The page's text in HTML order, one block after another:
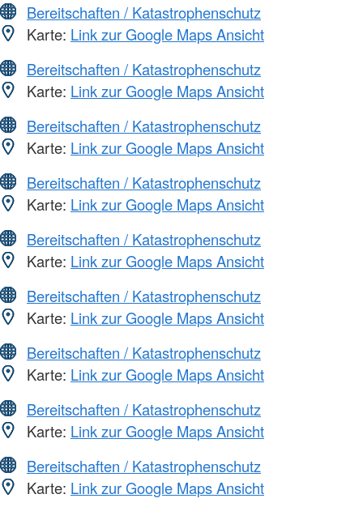
Bereitschaften / Katastrophenschutz
Karte: Link zur Google Maps Ansicht
Bereitschaften / Katastrophenschutz
Karte: Link zur Google Maps Ansicht
Bereitschaften / Katastrophenschutz
Karte: Link zur Google Maps Ansicht
Bereitschaften / Katastrophenschutz
Karte: Link zur Google Maps Ansicht
Bereitschaften / Katastrophenschutz
Karte: Link zur Google Maps Ansicht
Bereitschaften / Katastrophenschutz
Karte: Link zur Google Maps Ansicht
Bereitschaften / Katastrophenschutz
Karte: Link zur Google Maps Ansicht
Bereitschaften / Katastrophenschutz
Karte: Link zur Google Maps Ansicht
Bereitschaften / Katastrophenschutz
Karte: Link zur Google Maps Ansicht